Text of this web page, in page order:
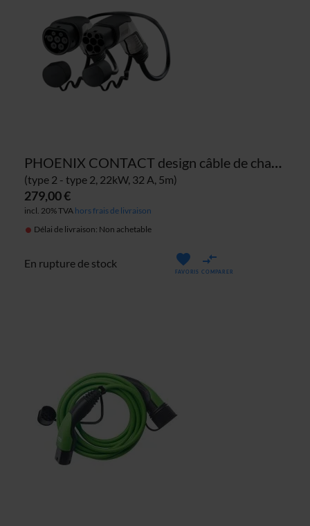
PHOENIX CONTACT design câble de charge
(type 2 - type 2, 22kW, 32 A, 5m)
279,00 €
incl. 20% TVA hors frais de livraison
Délai de livraison: Non achetable
En rupture de stock
FAVORIS COMPARER